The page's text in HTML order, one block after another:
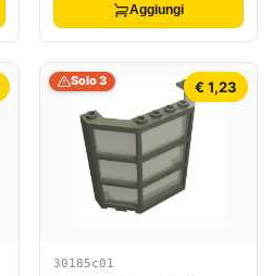
Aggiungi
€ 1,23
Solo 3
30185c01